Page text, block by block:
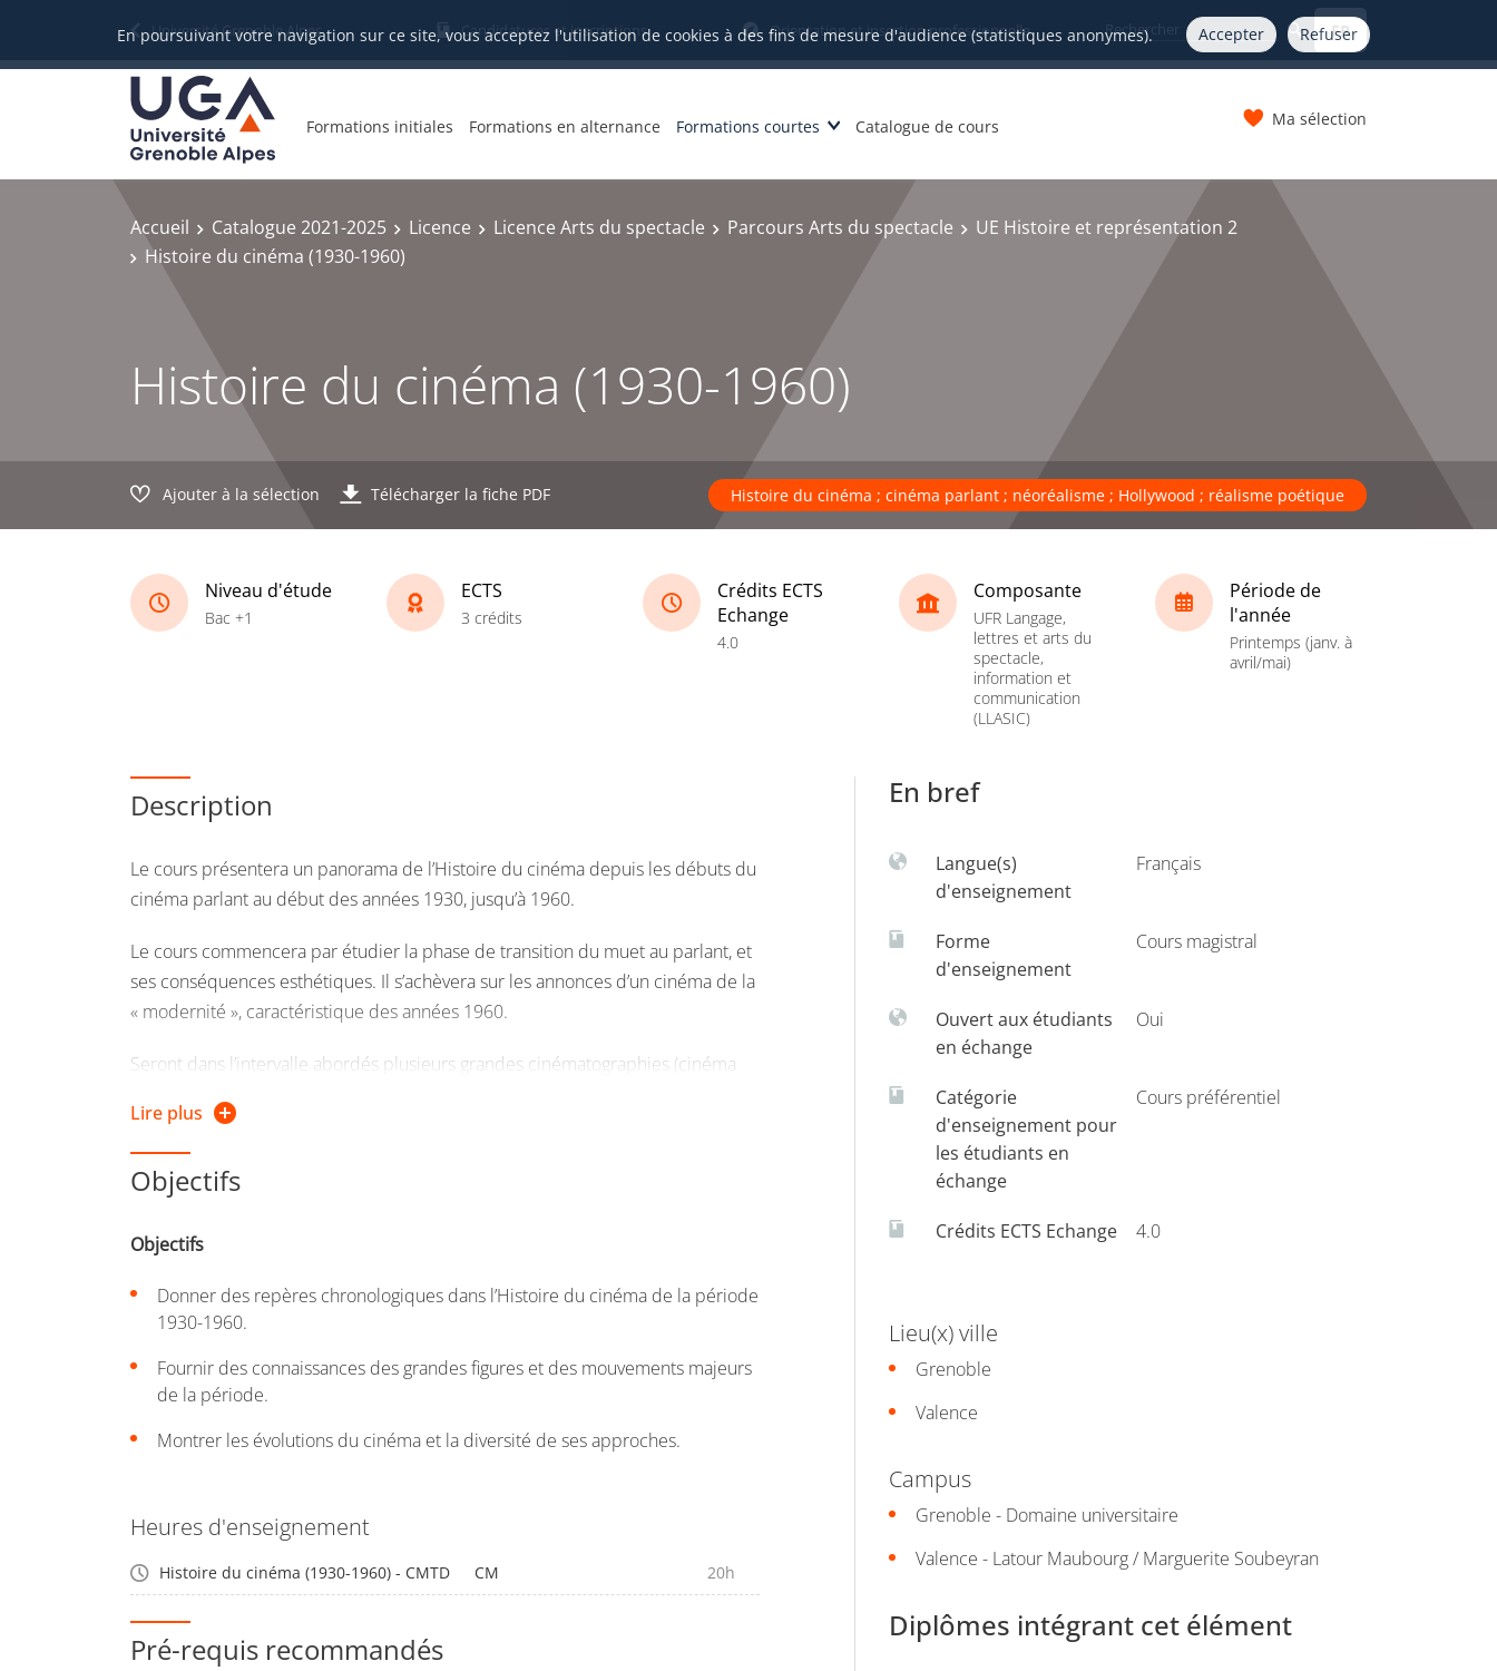
En poursuivant votre navigation sur ce site, vous acceptez l'utilisation de cookies à des fins de mesure d'audience (statistiques anonymes). Accepter Refuser
Université Grenoble Alpes Candidatures et inscriptions Orientation et insertion professionnelle FR
Formations initiales Formations en alternance Formations courtes Catalogue de cours Ma sélection
Accueil Catalogue 2021-2025 Licence Licence Arts du spectacle Parcours Arts du spectacle
UE Histoire et représentation 2
Histoire du cinéma (1930-1960)
Histoire du cinéma (1930-1960)
Ajouter à la sélection Télécharger la fiche PDF Histoire du cinéma ; cinéma parlant ; néoréalisme ; Hollywood ; réalisme poétique
Niveau d'étude
Bac +1
ECTS
3 crédits
Crédits ECTS
Echange
4.0
Composante
UFR Langage,
lettres et arts du
spectacle,
information et
communication
(LLASIC)
Période de
l'année
Printemps (janv. à
avril/mai)
Description
Le cours présentera un panorama de l’Histoire du cinéma depuis les débuts du
cinéma parlant au début des années 1930, jusqu’à 1960.
Le cours commencera par étudier la phase de transition du muet au parlant, et
ses conséquences esthétiques. Il s’achèvera sur les annonces d’un cinéma de la
« modernité », caractéristique des années 1960.
Seront dans l’intervalle abordés plusieurs grandes cinématographies (cinéma
période (le cinéma hollywoodien et ses différents genres, le réalisme poétique
français, le néoréalisme italien…), et à travers eux certains cinéastes
d’importance dans la période (de Hawks à Rossellini, en passant par Renoir ou
œuvres dans leur contexte de production, mais s’appuiera sur une analyse
esthétique des séquences jalonnant la période.
Lire plus
Objectifs
Objectifs
Donner des repères chronologiques dans l’Histoire du cinéma de la période
1930-1960.
Fournir des connaissances des grandes figures et des mouvements majeurs
de la période.
Montrer les évolutions du cinéma et la diversité de ses approches.
Heures d'enseignement
Histoire du cinéma (1930-1960) - CMTD CM 20h
Pré-requis recommandés
En bref
Langue(s)
d'enseignement
Français
Forme
d'enseignement
Cours magistral
Ouvert aux étudiants
en échange
Oui
Catégorie
d'enseignement pour
les étudiants en
échange
Cours préférentiel
Crédits ECTS Echange 4.0
Lieu(x) ville
Grenoble
Valence
Campus
Grenoble - Domaine universitaire
Valence - Latour Maubourg / Marguerite Soubeyran
Diplômes intégrant cet élément